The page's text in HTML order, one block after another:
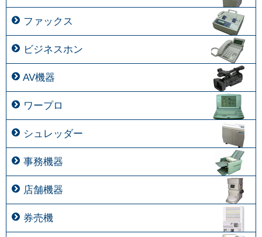
ファックス
ビジネスホン
AV機器
ワープロ
シュレッダー
事務機器
店舗機器
券売機